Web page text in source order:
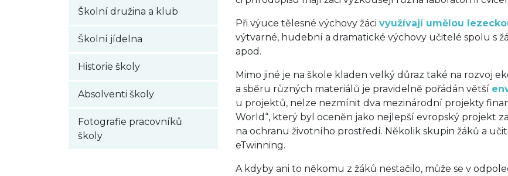
Školní družina a klub
Školní jídelna
Historie školy
Absolventi školy
Fotografie pracovníků
školy
Při výuce tělesné výchovy žáci využívají umělou
výtvarné, hudební a dramatické výchovy učitelé spolu s
apod.
Mimo jiné je na škole kladen velký důraz také na rozvoj
a sběru různých materiálů je pravidelně pořádán větší
u projektů, nelze nezmínit dva mezinárodní projekty
World“, který byl oceněn jako nejlepší evropský projekt
na ochranu životního prostředí. Několik skupin žáků a
eTwinning.
A kdyby ani to někomu z žáků nestačilo, může se v